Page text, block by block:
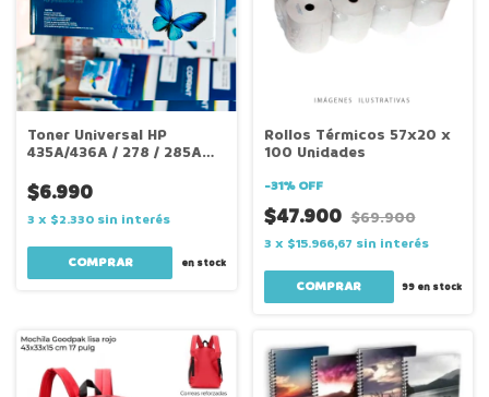
Toner Universal HP
435A/436A / 278 / 285A
$6.990
3 x $2.330 sin interés
en stock
Rollos Térmicos 57x20 x
100 Unidades
-31%OFF
$47.900 $69.900
3 x $15.966,67 sin interés
99 en stock